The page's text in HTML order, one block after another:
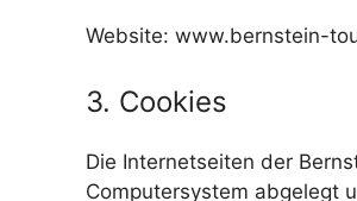
Website: www.bernstein-
3. Cookies
Die Internetseiten der
Computersystem abgelegt